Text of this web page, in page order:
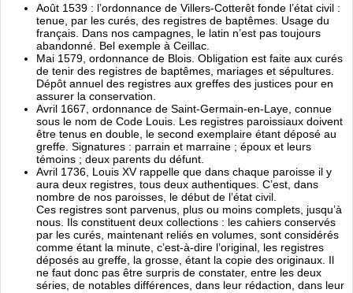
Août 1539 : l’ordonnance de Villers-Cotterêt fonde l’état civil :
tenue, par les curés, des registres de baptêmes. Usage du
français. Dans nos campagnes, le latin n’est pas toujours
abandonné. Bel exemple à Ceillac.
Mai 1579, ordonnance de Blois. Obligation est faite aux curés
de tenir des registres de baptêmes, mariages et sépultures.
Dépôt annuel des registres aux greffes des justices pour en
assurer la conservation.
Avril 1667, ordonnance de Saint-Germain-en-Laye, connue
sous le nom de Code Louis. Les registres paroissiaux doivent
être tenus en double, le second exemplaire étant déposé au
greffe. Signatures : parrain et marraine ; époux et leurs
témoins ; deux parents du défunt.
Avril 1736, Louis XV rappelle que dans chaque paroisse il y
aura deux registres, tous deux authentiques. C’est, dans
nombre de nos paroisses, le début de l’état civil.
Ces registres sont parvenus, plus ou moins complets, jusqu’à
nous. Ils constituent deux collections : les cahiers conservés
par les curés, maintenant reliés en volumes, sont considérés
comme étant la minute, c’est-à-dire l’original, les registres
déposés au greffe, la grosse, étant la copie des originaux. Il
ne faut donc pas être surpris de constater, entre les deux
séries, de notables différences, dans leur rédaction, dans leur